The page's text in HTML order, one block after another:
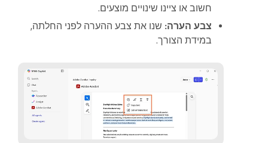
חשוב או ציינו שינויים מוצעים.
צבע הערה: שנו את צבע ההערה לפני החלתה,
במידת הצורך.